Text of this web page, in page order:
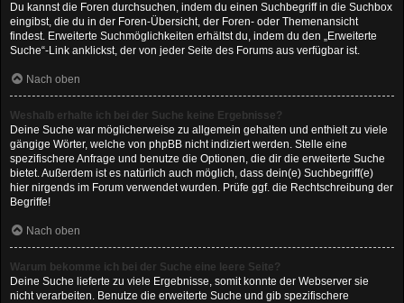
Du kannst die Foren durchsuchen, indem du einen Suchbegriff in die Suchbox
eingibst, die du in der Foren-Übersicht, der Foren- oder Themenansicht
findest. Erweiterte Suchmöglichkeiten erhältst du, indem du den „Erweiterte
Suche“-Link anklickst, der von jeder Seite des Forums aus verfügbar ist.
Nach oben
Weshalb erhalte ich bei der Suche keine Ergebnisse?
Deine Suche war möglicherweise zu allgemein gehalten und enthielt zu viele
gängige Wörter, welche von phpBB nicht indiziert werden. Stelle eine
spezifischere Anfrage und benutze die Optionen, die dir die erweiterte Suche
bietet. Außerdem ist es natürlich auch möglich, dass dein(e) Suchbegriff(e)
hier nirgends im Forum verwendet wurden. Prüfe ggf. die Rechtschreibung der
Begriffe!
Nach oben
Warum bekomme ich bei der Suche eine leere Seite?
Deine Suche lieferte zu viele Ergebnisse, somit konnte der Webserver sie
nicht verarbeiten. Benutze die erweiterte Suche und gib spezifischere